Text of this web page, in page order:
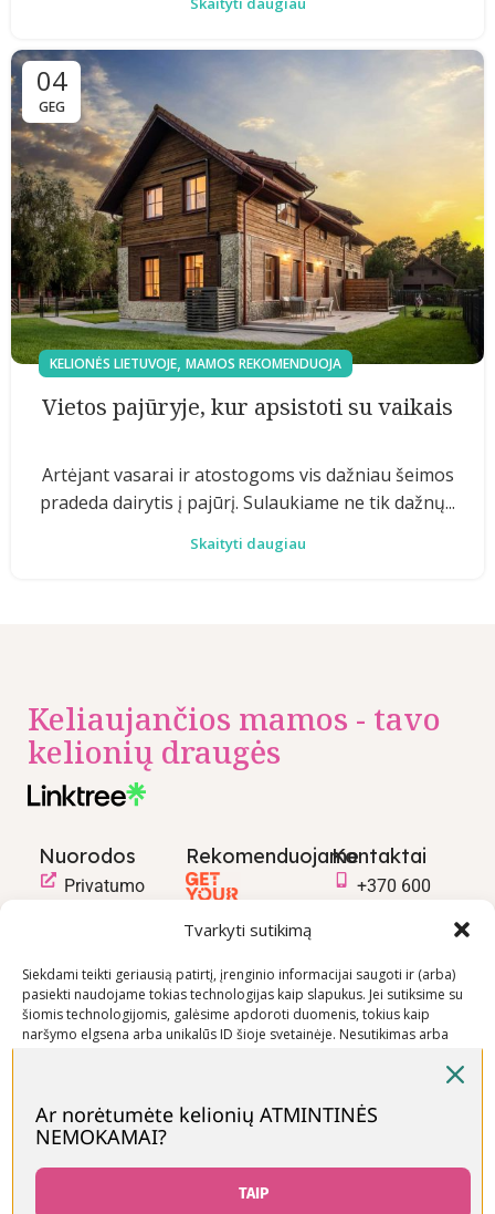
Tvarkyti sutikimą
Siekdami teikti geriausią patirtį, įrenginio informacijai saugoti ir (arba)
pasiekti naudojame tokias technologijas kaip slapukus. Jei sutiksime su
šiomis technologijomis, galėsime apdoroti duomenis, tokius kaip
naršymo elgsena arba unikalūs ID šioje svetainėje. Nesutikimas arba
Neigti
04
GEG
KELIONĖS LIETUVOJE, MAMOS REKOMENDUOJA
Vietos pajūryje, kur apsistoti su vaikais
Artėjant vasarai ir atostogoms vis dažniau šeimos
pradeda dairytis į pajūrį. Sulaukiame ne tik dažnų...
Skaityti daugiau
Keliaujančios mamos - tavo
kelionių draugės
Nuorodos
Privatumo
pirkimo –
pardavimo
taisyklės
sąlygos
RekomenduojameKontaktai
+370 600
Visos teisės saugomos © Keliaujančios Mamos 2026
Ar norėtumėte kelionių ATMINTINĖS
NEMOKAMAI?
TAIP